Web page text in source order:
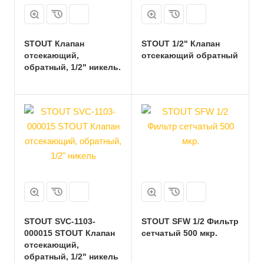
STOUT Клапан
отсекающий,
обратный, 1/2" никель.
STOUT 1/2" Клапан
отсекающий обратный
STOUT SVC-1103-
000015 STOUT Клапан
отсекающий,
обратный, 1/2" никель
STOUT SFW 1/2 Фильтр
сетчатый 500 мкр.